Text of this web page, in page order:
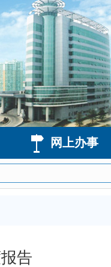
网上办事
告